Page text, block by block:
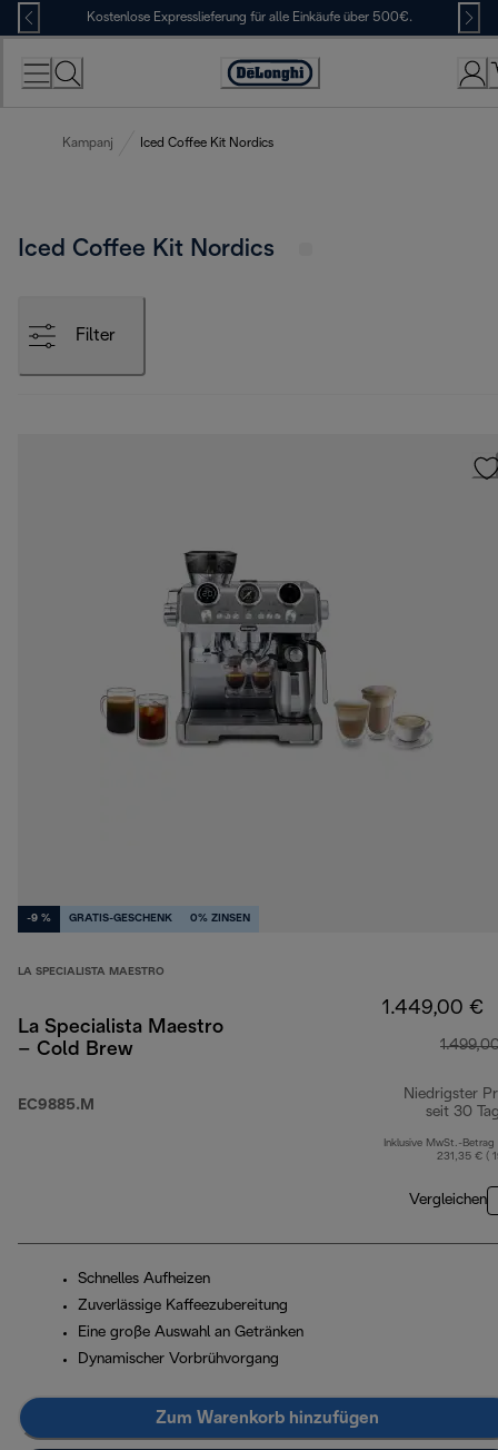
Skip
to
Content
Kostenlose Expresslieferung für alle Einkäufe über 500€.
Erklärung
Zugänglichkeit
Kampanj Iced Coffee Kit Nordics
Iced Coffee Kit Nordics
Filter
-9 % GRATIS-GESCHENK 0% ZINSEN
LA SPECIALISTA MAESTRO
La Specialista Maestro
– Cold Brew
EC9885.M
1.449,00 €
Niedrigster
seit 30
Inklusive MwSt.-Betrag
231,35 € (
Vergleichen
Schnelles Aufheizen
Zuverlässige Kaffeezubereitung
Eine große Auswahl an Getränken
Dynamischer Vorbrühvorgang
Zum Warenkorb hinzufügen